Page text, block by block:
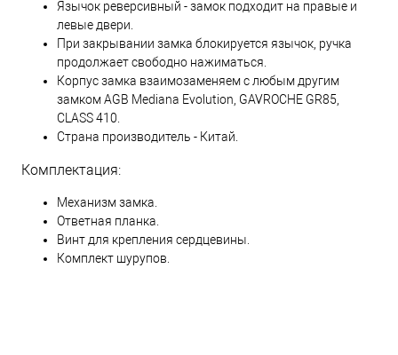
Язычок реверсивный - замок подходит на правые и
левые двери.
При закрывании замка блокируется язычок, ручка
продолжает свободно нажиматься.
Корпус замка взаимозаменяем с любым другим
замком AGB Mediana Evolution, GAVROCHE GR85,
CLASS 410.
Страна производитель - Китай.
Комплектация:
Механизм замка.
Ответная планка.
Винт для крепления сердцевины.
Комплект шурупов.